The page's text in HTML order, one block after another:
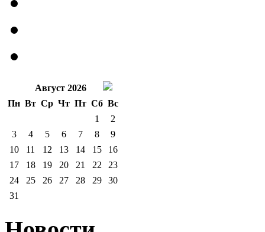
Август 2026
Пн Вт Ср Чт Пт Сб Вс
1
2
3
4 5 6 7 8
9
10
11 12 13 14 15
16
17
18 19 20 21 22
23
24
25 26 27 28 29
30
31